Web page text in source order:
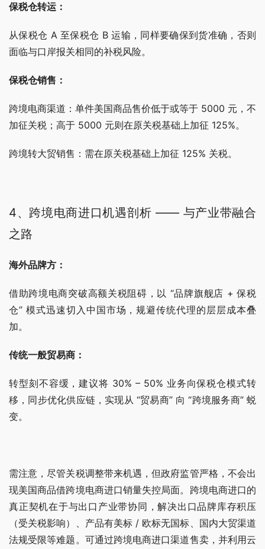
保税仓转运：
从保税仓 A 至保税仓 B 运输，同样要确保到货准确，否则
面临与口岸报关相同的补税风险。
保税仓销售：
跨境电商渠道：单件美国商品售价低于或等于 5000 元，不
加征关税；高于 5000 元则在原关税基础上加征 125%。
跨境转大贸销售：需在原关税基础上加征 125% 关税。
4、跨境电商进口机遇剖析 —— 与产业带融合
之路
海外品牌方：
借助跨境电商突破高额关税阻碍，以 “品牌旗舰店 + 保税
仓” 模式迅速切入中国市场，规避传统代理的层层成本叠
加。
传统一般贸易商：
转型刻不容缓，建议将 30% – 50% 业务向保税仓模式转
移，同步优化供应链，实现从 “贸易商” 向 “跨境服务商” 蜕
变。
需注意，尽管关税调整带来机遇，但政府监管严格，不会出
现美国商品借跨境电商进口销量失控局面。跨境电商进口的
真正契机在于与出口产业带协同，解决出口品牌库存积压
（受关税影响）、产品有美标 / 欧标无国标、国内大贸渠道
法规受限等难题。可通过跨境电商进口渠道售卖，并利用云